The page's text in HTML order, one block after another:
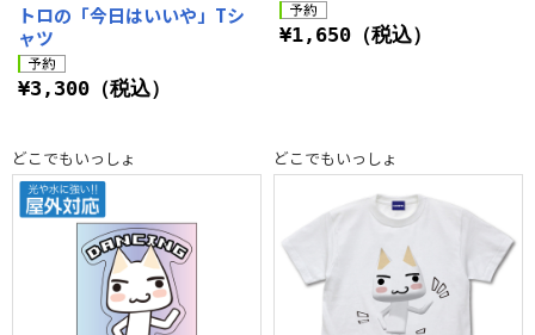
トロの「今日はいいや」Tシ
ャツ
¥3,300（税込）
¥1,650（税込）
どこでもいっしょ どこでもいっしょ